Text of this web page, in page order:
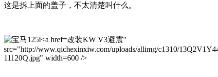
这是拆上面的盖子，不太清楚叫什么。
改装KW V3避震"
src="http://www.qichexinxiw.com/uploads/allimg/c1310/
11120Q.jpg" width=600 />